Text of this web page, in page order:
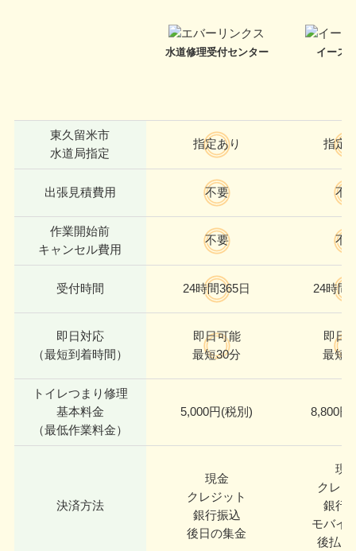
水道修理受付センター イース
東久留米市
水道局指定
指定あり 指定
出張見積費用 不要 不
作業開始前
キャンセル費用
不要 不
受付時間 24時間365日 24時間
即日対応
（最短到着時間）
即日可能
最短30分
即日
最短
トイレつまり修理
基本料金
（最低作業料金）
5,000円(税別) 8,800円
決済方法
現金
クレジット
銀行振込
後日の集金
現
クレジ
銀行
モバイ
後払い